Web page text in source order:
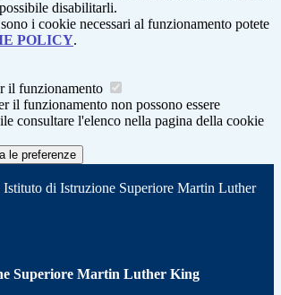
disabilitarli.
i cookie necessari al funzionamento potete
POLICY.
il funzionamento
il funzionamento non possono essere
consultare l'elenco nella pagina della cookie
le preferenze
Istituto di Istruzione Superiore Martin Luther
Superiore Martin Luther King